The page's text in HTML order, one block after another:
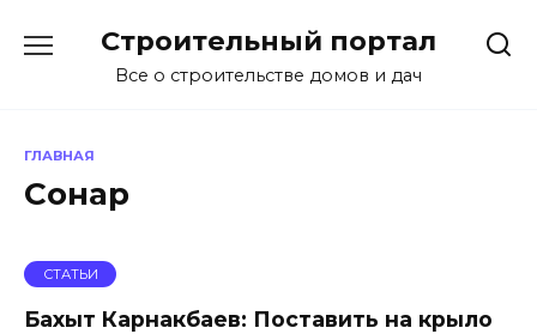
содержанию
Строительный портал
Все о строительстве домов и дач
ГЛАВНАЯ
Сонар
СТАТЬИ
Бахыт Карнакбаев: Поставить на крыло